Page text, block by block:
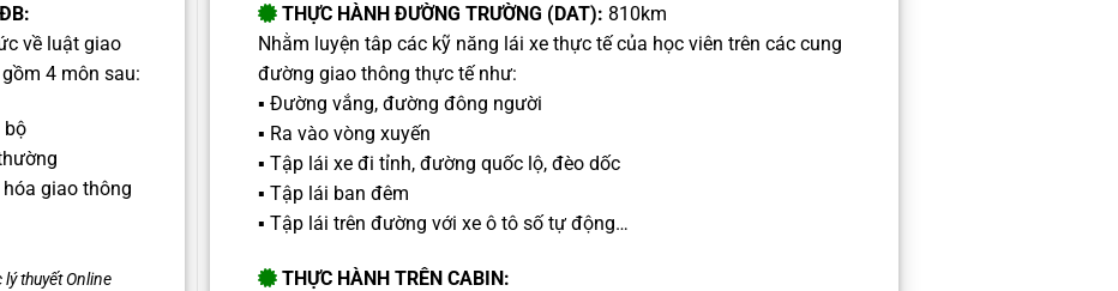
về luật giao
4 môn sau:
bộ
giao thông
thuyết Online
THỰC HÀNH ĐƯỜNG TRƯỜNG (DAT): 810km
Nhằm luyện tâp các kỹ năng lái xe thực tế của học viên trên các cung
đường giao thông thực tế như:
▪️ Đường vắng, đường đông người
▪️ Ra vào vòng xuyến
▪️ Tập lái xe đi tỉnh, đường quốc lộ, đèo dốc
▪️ Tập lái ban đêm
▪️ Tập lái trên đường với xe ô tô số tự động…
THỰC HÀNH TRÊN CABIN: